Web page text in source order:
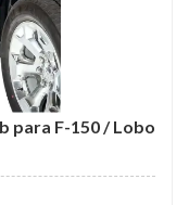
para F-150 / Lobo